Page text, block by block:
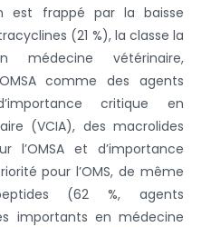
est frappé par la baisse
(21 %), la classe la
médecine vétérinaire,
comme des agents
critique en
(VCIA), des macrolides
l’OMSA et d’importance
pour l’OMS, de même
(62 %, agents
importants en médecine